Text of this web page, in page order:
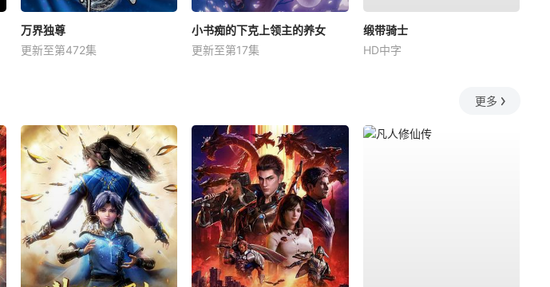
万界独尊
更新至第472集
小书痴的下克上领主的养女
更新至第17集
缎带骑士
HD中字
更多